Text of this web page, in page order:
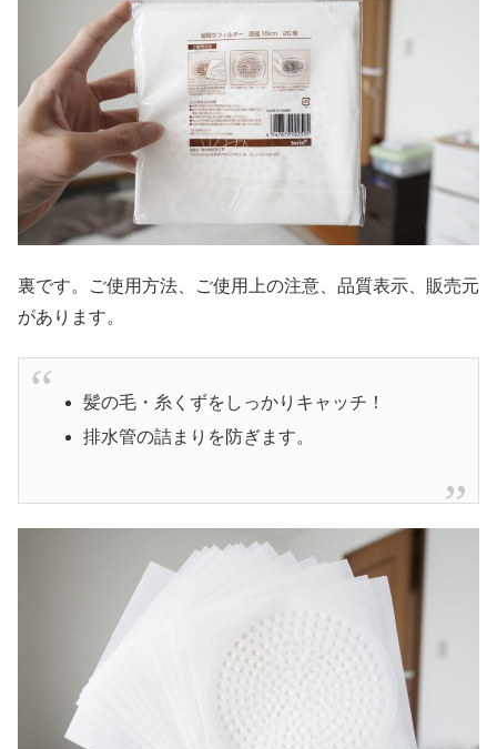
裏です。ご使用方法、ご使用上の注意、品質表示、販売元
があります。
髪の毛・糸くずをしっかりキャッチ！
排水管の詰まりを防ぎます。